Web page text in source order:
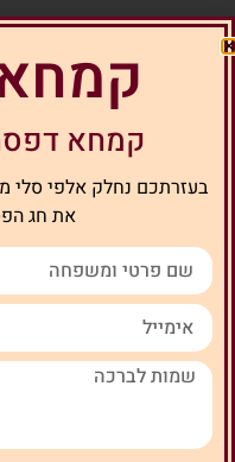
קמחא
בעזרתכם נחלק אלפי סלי
את חג